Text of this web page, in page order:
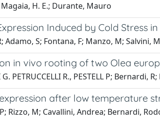
H. E.; Durante, Mauro
Induced by Cold Stress
Adamo, S; Fontana, F; Manzo, M;
in vivo rooting of two Olea
PETRUCCELLI R., PESTELL P; Bernardi,
after low temperature
Rizzo, M; Cavallini, Andrea; Bernardi,